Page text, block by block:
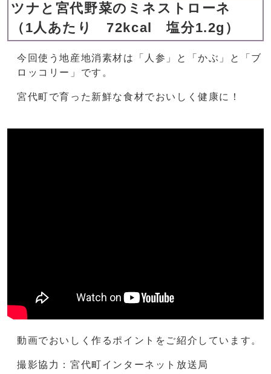
ツナと宮代野菜のミネストローネ
（1人あたり 72kcal 塩分1.2g）
今回使う地産地消素材は「人参」と「かぶ」と「ブ
ロッコリー」です。
宮代町で育った新鮮な食材でおいしく健康に！
動画でおいしく作るポイントをご紹介しています。
撮影協力：宮代町インターネット放送局